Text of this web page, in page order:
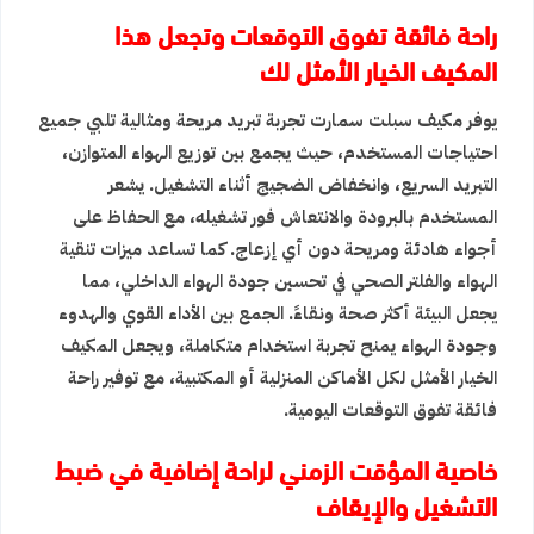
راحة فائقة تفوق التوقعات وتجعل هذا
المكيف الخيار الأمثل لك
يوفر مكيف سبلت سمارت تجربة تبريد مريحة ومثالية تلبي جميع
احتياجات المستخدم، حيث يجمع بين توزيع الهواء المتوازن،
التبريد السريع، وانخفاض الضجيج أثناء التشغيل. يشعر
المستخدم بالبرودة والانتعاش فور تشغيله، مع الحفاظ على
أجواء هادئة ومريحة دون أي إزعاج. كما تساعد ميزات تنقية
الهواء والفلتر الصحي في تحسين جودة الهواء الداخلي، مما
يجعل البيئة أكثر صحة ونقاءً. الجمع بين الأداء القوي والهدوء
وجودة الهواء يمنح تجربة استخدام متكاملة، ويجعل المكيف
الخيار الأمثل لكل الأماكن المنزلية أو المكتبية، مع توفير راحة
فائقة تفوق التوقعات اليومية.
خاصية المؤقت الزمني لراحة إضافية في ضبط
التشغيل والإيقاف